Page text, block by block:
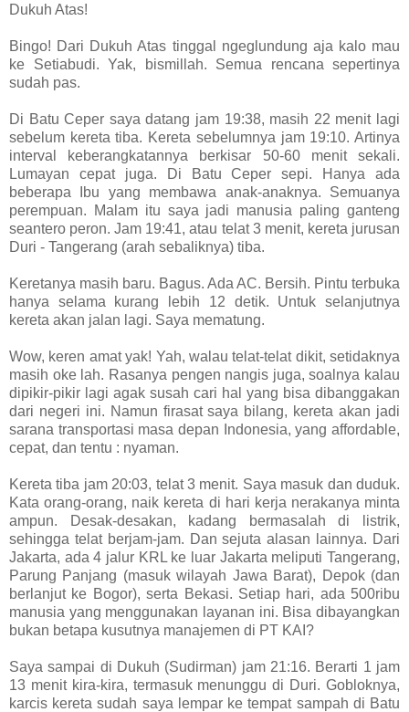
Dukuh Atas!
Bingo! Dari Dukuh Atas tinggal ngeglundung aja kalo mau
ke Setiabudi. Yak, bismillah. Semua rencana sepertinya
sudah pas.
Di Batu Ceper saya datang jam 19:38, masih 22 menit lagi
sebelum kereta tiba. Kereta sebelumnya jam 19:10. Artinya
interval keberangkatannya berkisar 50-60 menit sekali.
Lumayan cepat juga. Di Batu Ceper sepi. Hanya ada
beberapa Ibu yang membawa anak-anaknya. Semuanya
perempuan. Malam itu saya jadi manusia paling ganteng
seantero peron. Jam 19:41, atau telat 3 menit, kereta jurusan
Duri - Tangerang (arah sebaliknya) tiba.
Keretanya masih baru. Bagus. Ada AC. Bersih. Pintu terbuka
hanya selama kurang lebih 12 detik. Untuk selanjutnya
kereta akan jalan lagi. Saya mematung.
Wow, keren amat yak! Yah, walau telat-telat dikit, setidaknya
masih oke lah. Rasanya pengen nangis juga, soalnya kalau
dipikir-pikir lagi agak susah cari hal yang bisa dibanggakan
dari negeri ini. Namun firasat saya bilang, kereta akan jadi
sarana transportasi masa depan Indonesia, yang affordable,
cepat, dan tentu : nyaman.
Kereta tiba jam 20:03, telat 3 menit. Saya masuk dan duduk.
Kata orang-orang, naik kereta di hari kerja nerakanya minta
ampun. Desak-desakan, kadang bermasalah di listrik,
sehingga telat berjam-jam. Dan sejuta alasan lainnya. Dari
Jakarta, ada 4 jalur KRL ke luar Jakarta meliputi Tangerang,
Parung Panjang (masuk wilayah Jawa Barat), Depok (dan
berlanjut ke Bogor), serta Bekasi. Setiap hari, ada 500ribu
manusia yang menggunakan layanan ini. Bisa dibayangkan
bukan betapa kusutnya manajemen di PT KAI?
Saya sampai di Dukuh (Sudirman) jam 21:16. Berarti 1 jam
13 menit kira-kira, termasuk menunggu di Duri. Gobloknya,
karcis kereta sudah saya lempar ke tempat sampah di Batu